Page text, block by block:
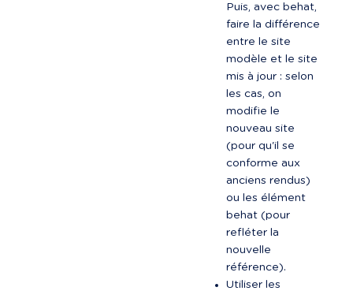
Puis, avec behat,
faire la différence
entre le site
modèle et le site
mis à jour : selon
les cas, on
modifie le
nouveau site
(pour qu'il se
conforme aux
anciens rendus)
ou les élément
behat (pour
refléter la
nouvelle
référence).
Utiliser les